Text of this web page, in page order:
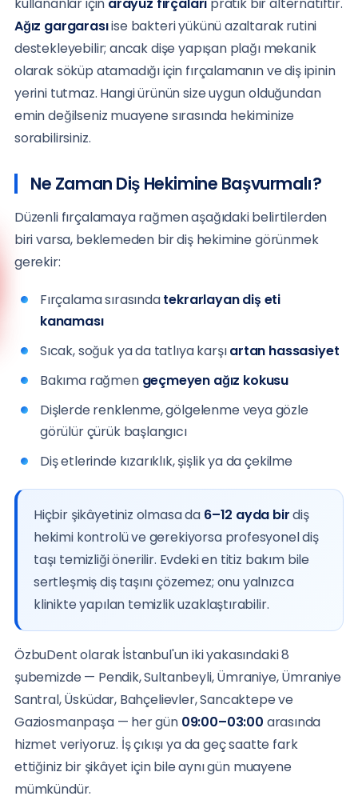
Ağız gargarasıise bakteri yükünü azaltarak rutini
destekleyebilir; ancak dişe yapışan plağı mekanik
olarak söküp atamadığı için fırçalamanın ve diş ipinin
yerini tutmaz. Hangi ürünün size uygun olduğundan
emin değilseniz muayene sırasında hekiminize
sorabilirsiniz.
Ne Zaman Diş Hekimine Başvurmalı?
Düzenli fırçalamaya rağmen aşağıdaki belirtilerden
biri varsa, beklemeden bir diş hekimine görünmek
gerekir:
Fırçalama sırasındatekrarlayan diş eti
kanaması
Sıcak, soğuk ya da tatlıya karşıartan hassasiyet
Bakıma rağmen geçmeyen ağız kokusu
Dişlerde renklenme, gölgelenme veya gözle
görülür çürük başlangıcı
Diş etlerinde kızarıklık, şişlik ya da çekilme
Hiçbir şikâyetiniz olmasa da 6–12 ayda birdiş
hekimi kontrolü ve gerekiyorsa profesyonel diş
taşı temizliği önerilir. Evdeki en titiz bakım bile
sertleşmiş diş taşını çözemez; onu yalnızca
klinikte yapılan temizlik uzaklaştırabilir.
ÖzbuDent olarak İstanbul'un iki yakasındaki 8
şubemizde — Pendik, Sultanbeyli, Ümraniye, Ümraniye
Santral, Üsküdar, Bahçelievler, Sancaktepe ve
Gaziosmanpaşa — her gün 09:00–03:00 arasında
hizmet veriyoruz. İş çıkışı ya da geç saatte fark
ettiğiniz bir şikâyet için bile aynı gün muayene
mümkündür.
Avrupa Yakası